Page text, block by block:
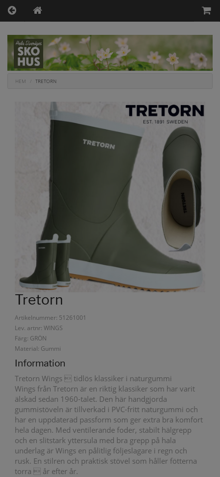
HEM TRETORN
Tretorn
Artikelnummer: 51261001
Lev. artnr: WINGS
Färg: GRÖN
Material: Gummi
Information
Tretorn Wings  tidlös klassiker i naturgummi
Wings från Tretorn är en riktig klassiker som har varit
älskad sedan 1960-talet. Den här handgjorda
gummistöveln är tillverkad i PVC-fritt naturgummi och
har en uppdaterad passform som ger extra bra komfort
hela dagen. Med ventilerande foder, stabilt hälgrepp
och en slitstark yttersula med bra grepp på hala
underlag är Wings en pålitlig följeslagare i regn och
rusk. En stilren och praktisk stövel som håller fötterna
torra  år efter år.